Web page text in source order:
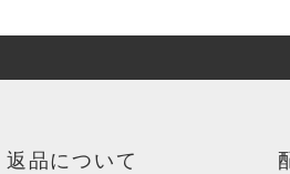
返品について